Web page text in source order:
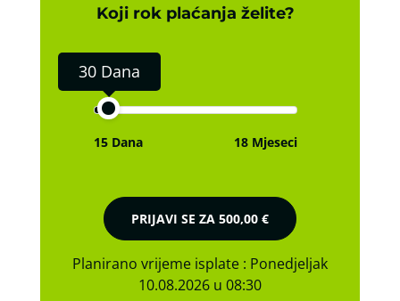
Koji rok plaćanja želite?
30 Dana
15 Dana 18 Mjeseci
PRIJAVI SE ZA 500,00 €
Planirano vrijeme isplate : Ponedjeljak
10.08.2026 u 08:30